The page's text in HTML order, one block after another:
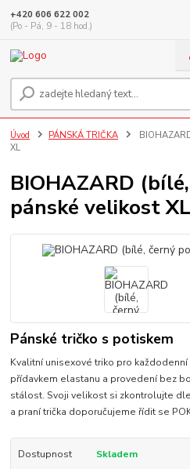
+420 606 622 002
(Po - Pá, 9 - 18 hod.)
Úvod PÁNSKÁ TRIČKA
XL
BIOHAZARD
pánské velikost XL
Pánské tričko s potiskem
Kvalitní unisexové triko pro každodenní
přídavkem elastanu a provedení bez
stálost. Svoji velikost si zkontrolujte dle
a praní trička doporučujeme řídit se
Dostupnost
Skladem